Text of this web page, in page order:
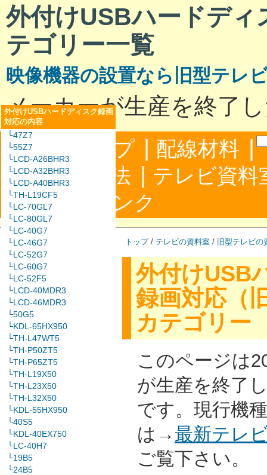
外付けUSBハードディ
テゴリー一覧
映像機器の設置なら旧型テレ
メーカーが生産を終了
サイトマップ | 配線材料 |
配線接続方法 | テレビ資料
合わせ
リンク
トップ/ テレビの資料室 / 旧型テレビの
外付けUSB
録画対応（
カテゴリー
このページは
が生産を終了
です。現行機
は→最新テレ
ご覧下さい。
外付けUSBハードディスク録画
対応の内容
└47Z7
└55Z7
└LCD-A26BHR3
└LCD-A32BHR3
└LCD-A40BHR3
└TH-L19CF5
└LC-70GL7
└LC-80GL7
└LC-40G7
└LC-46G7
└LC-52G7
└LC-60G7
└LC-52F5
└LCD-40MDR3
└LCD-46MDR3
└50G5
└KDL-65HX950
└TH-L47WT5
└TH-P50ZT5
└TH-P65ZT5
└TH-L19X50
└TH-L23X50
└TH-L32X50
└KDL-55HX950
└40S5
└KDL-40EX750
└LC-40H7
└19B5
└24B5